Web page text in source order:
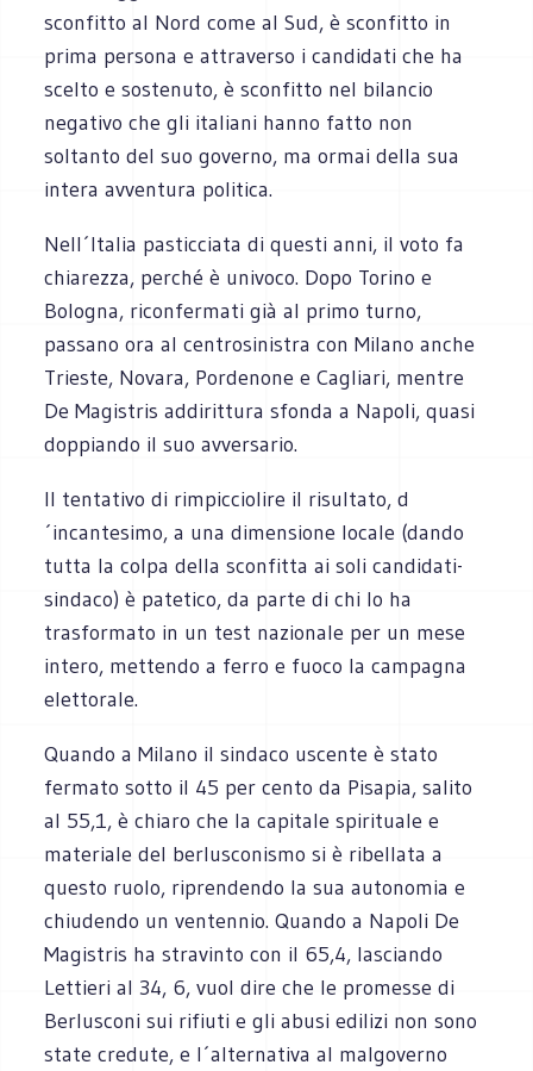
sconfitto al Nord come al Sud, è sconfitto in
prima persona e attraverso i candidati che ha
scelto e sostenuto, è sconfitto nel bilancio
negativo che gli italiani hanno fatto non
soltanto del suo governo, ma ormai della sua
intera avventura politica.
Nell´Italia pasticciata di questi anni, il voto fa
chiarezza, perché è univoco. Dopo Torino e
Bologna, riconfermati già al primo turno,
passano ora al centrosinistra con Milano anche
Trieste, Novara, Pordenone e Cagliari, mentre
De Magistris addirittura sfonda a Napoli, quasi
doppiando il suo avversario.
Il tentativo di rimpicciolire il risultato, d
´incantesimo, a una dimensione locale (dando
tutta la colpa della sconfitta ai soli candidati-
sindaco) è patetico, da parte di chi lo ha
trasformato in un test nazionale per un mese
intero, mettendo a ferro e fuoco la campagna
elettorale.
Quando a Milano il sindaco uscente è stato
fermato sotto il 45 per cento da Pisapia, salito
al 55,1, è chiaro che la capitale spirituale e
materiale del berlusconismo si è ribellata a
questo ruolo, riprendendo la sua autonomia e
chiudendo un ventennio. Quando a Napoli De
Magistris ha stravinto con il 65,4, lasciando
Lettieri al 34, 6, vuol dire che le promesse di
Berlusconi sui rifiuti e gli abusi edilizi non sono
state credute, e l´alternativa al malgoverno